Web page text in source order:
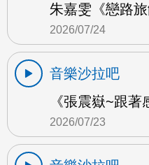
朱嘉雯《戀路
2026/07/24
音樂沙拉吧
《張震嶽~跟
2026/07/23